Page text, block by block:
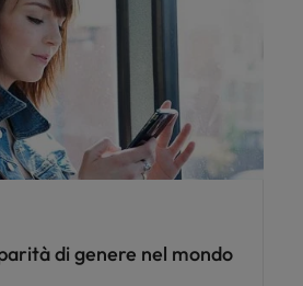
di genere nel mondo